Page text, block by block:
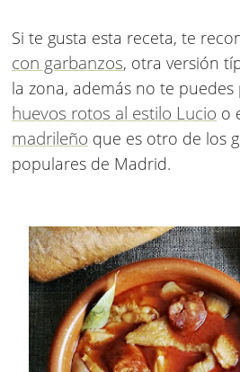
Si te gusta esta receta, te
con garbanzos, otra versión
la zona, además no te
huevos rotos al estilo Lucio o
madrileño que es otro de los
populares de Madrid.